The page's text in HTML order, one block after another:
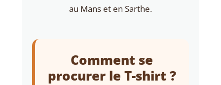
au Mans et en Sarthe.
Comment se
procurer le T-shirt ?